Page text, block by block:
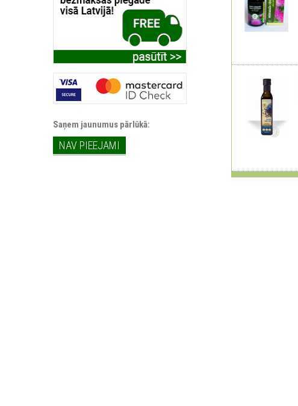
Saņem jaunumus pārlūkā:
NAV PIEEJAMI